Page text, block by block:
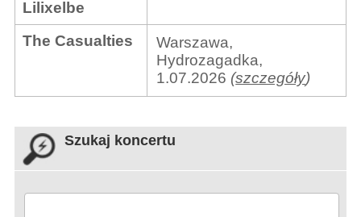
Lilixelbe
The Casualties
Warszawa,
Hydrozagadka,
1.07.2026 (szczegóły)
Szukaj koncertu